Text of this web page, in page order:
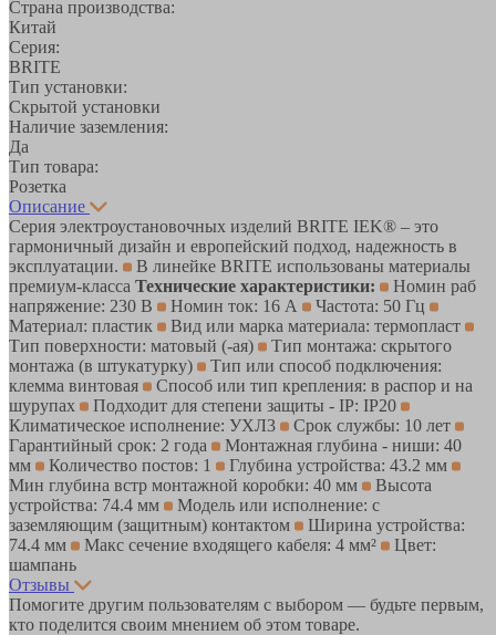
Страна производства:
Китай
Серия:
BRITE
Тип установки:
Скрытой установки
Наличие заземления:
Да
Тип товара:
Розетка
Описание
Серия электроустановочных изделий BRITE IEK® – это
гармоничный дизайн и европейский подход, надежность в
эксплуатации.
В линейке BRITE использованы материалы
премиум-класса Технические характеристики:
Номин раб
напряжение: 230 В
Номин ток: 16 А
Частота: 50 Гц
Материал: пластик
Вид или марка материала: термопласт
Тип поверхности: матовый (-ая)
Тип монтажа: скрытого
монтажа (в штукатурку)
Тип или способ подключения:
клемма винтовая
Способ или тип крепления: в распор и на
шурупах
Подходит для степени защиты - IP: IP20
Климатическое исполнение: УХЛ3
Срок службы: 10 лет
Гарантийный срок: 2 года
Монтажная глубина - ниши: 40
мм
Количество постов: 1
Глубина устройства: 43.2 мм
Мин глубина встр монтажной коробки: 40 мм
Высота
устройства: 74.4 мм
Модель или исполнение: с
заземляющим (защитным) контактом
Ширина устройства:
74.4 мм
Макс сечение входящего кабеля: 4 мм²
Цвет:
шампань
Отзывы
Помогите другим пользователям с выбором — будьте первым,
кто поделится своим мнением об этом товаре.